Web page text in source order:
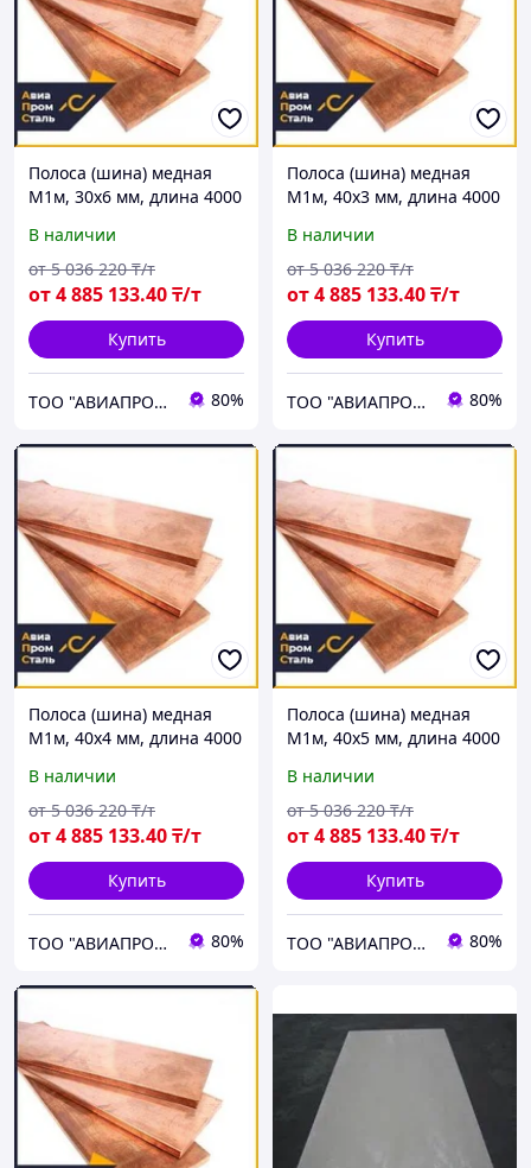
Полоса (шина) медная
М1м, 30х6 мм, длина 4000
В наличии
от4 885 133.40₸/т
от 5 036 220 ₸/т
Купить
ТОО "АВИАПРОМСТАЛЬ" 80%
Полоса (шина) медная
М1м, 40х3 мм, длина 4000
В наличии
от4 885 133.40₸/т
от 5 036 220 ₸/т
Купить
ТОО "АВИАПРОМСТАЛЬ" 80%
Полоса (шина) медная
М1м, 40х4 мм, длина 4000
В наличии
от4 885 133.40₸/т
от 5 036 220 ₸/т
Купить
ТОО "АВИАПРОМСТАЛЬ" 80%
Полоса (шина) медная
М1м, 40х5 мм, длина 4000
В наличии
от4 885 133.40₸/т
от 5 036 220 ₸/т
Купить
ТОО "АВИАПРОМСТАЛЬ" 80%